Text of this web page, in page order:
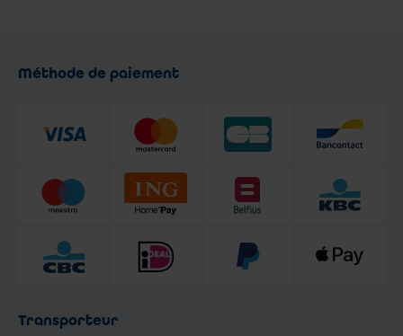
Méthode de paiement
Transporteur